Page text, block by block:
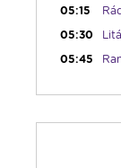
05:15
05:30
05:45